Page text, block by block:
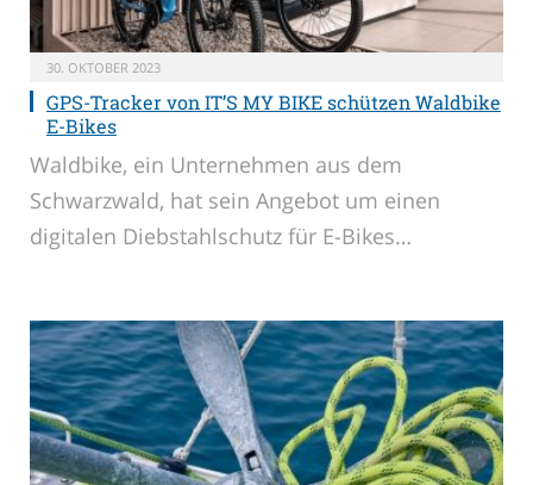
30. OKTOBER 2023
GPS-Tracker von IT’S MY BIKE schützen Waldbike
E-Bikes
Waldbike, ein Unternehmen aus dem
Schwarzwald, hat sein Angebot um einen
digitalen Diebstahlschutz für E-Bikes…